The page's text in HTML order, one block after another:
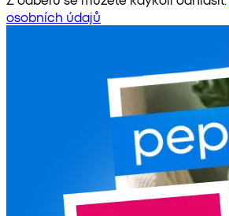
osobních údajů